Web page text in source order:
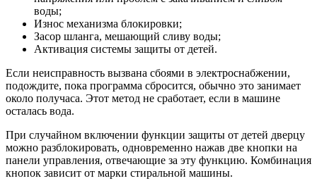
воды;
Износ механизма блокировки;
Засор шланга, мешающий сливу воды;
Активация системы защиты от детей.
Если неисправность вызвана сбоями в электроснабжении,
подождите, пока программа сбросится, обычно это занимает
около получаса. Этот метод не сработает, если в машине
осталась вода.
При случайном включении функции защиты от детей дверцу
можно разблокировать, одновременно нажав две кнопки на
панели управления, отвечающие за эту функцию. Комбинация
кнопок зависит от марки стиральной машины.